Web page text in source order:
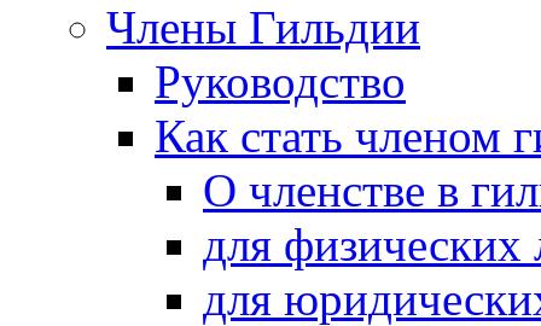
Члены Гильдии
Руководство
Как стать членом
О членстве в
для физических
для